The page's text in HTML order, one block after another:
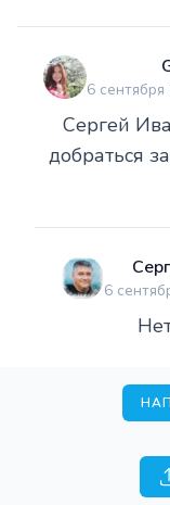
6
Сергей
добраться
6